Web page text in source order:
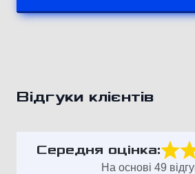
Відгуки клієнтів
Середня оцінка:
На основі 49